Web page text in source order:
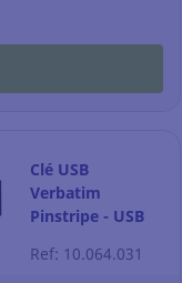
Clé USB
Verbatim
Pinstripe - USB
- pack de 50
Ref: 10.064.031